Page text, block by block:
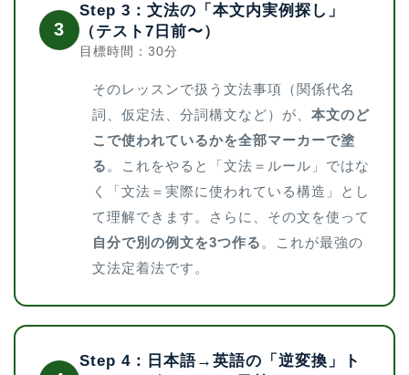
3
Step 3：文法の「本文内実例探し」
（テスト7日前〜）
目標時間：30分
そのレッスンで扱う文法事項（関係代名
詞、仮定法、分詞構文など）が、 本文のど
こで使われているかを全部マーカーで塗
る 。これをやると「文法＝ルール」ではな
く「文法＝実際に使われている構造」とし
て理解できます。さらに、その文を使って
自分で別の例文を3つ作る 。これが最強の
文法定着法です。
Step 4：日本語→英語の「逆変換」ト